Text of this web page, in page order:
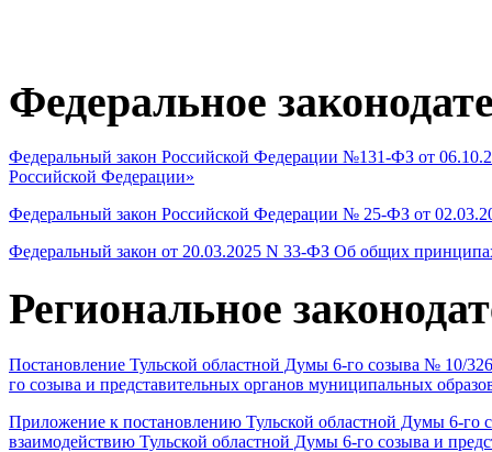
Федеральное
Федеральный закон Российской Федерации №131-ФЗ от
Российской Федерации»
Федеральный закон Российской Федерации № 25-ФЗ от
Федеральный закон от 20.03.2025 N 33-ФЗ Об общих
Региональное
Постановление Тульской областной Думы 6-го созыва № 10/
го созыва и представительных органов муниципальных
Приложение к постановлению Тульской областной Думы 6-
взаимодействию Тульской областной Думы 6-го созыва и